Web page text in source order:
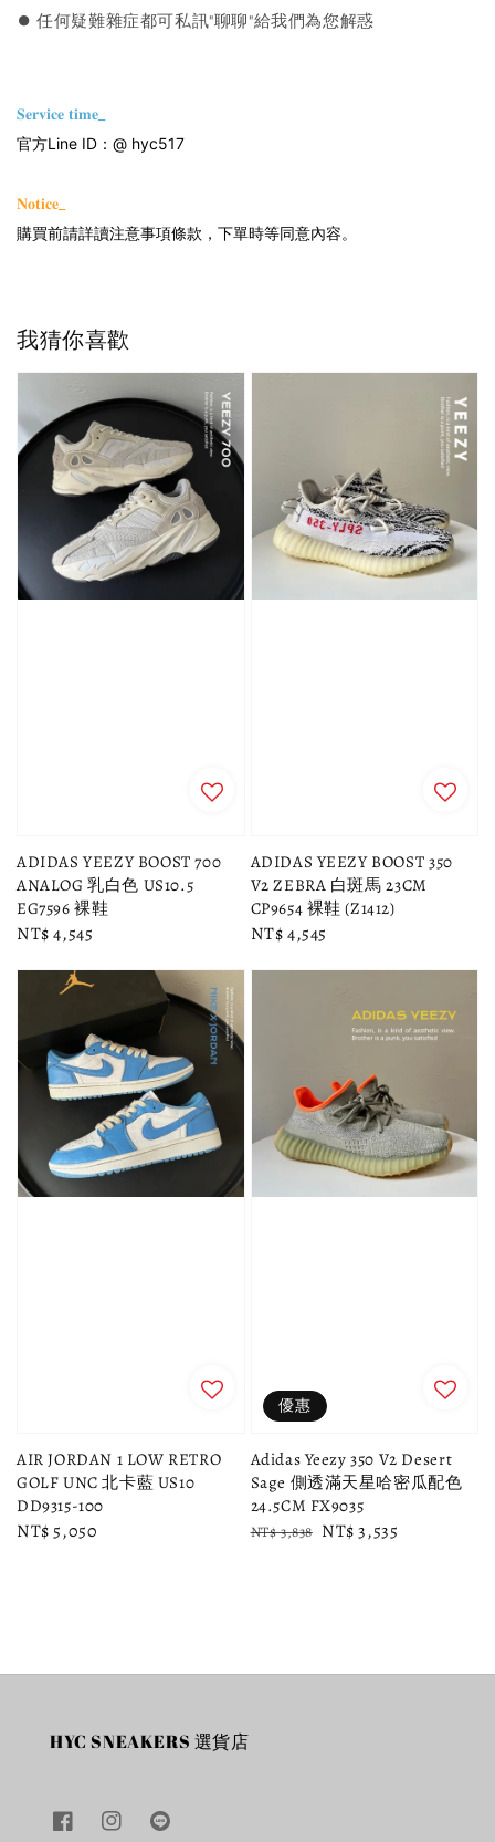
⏺︎ 任何疑難雜症都可私訊"聊聊"給我們為您解惑
𝐒𝐞𝐫𝐯𝐢𝐜𝐞 𝐭𝐢𝐦𝐞_
官方Line ID：@ hyc517
𝐍𝐨𝐭𝐢𝐜𝐞_
購買前請詳讀注意事項條款，下單時等同意內容。
我猜你喜歡
ADIDAS YEEZY BOOST 700
ANALOG 乳白色 US10.5
EG7596 裸鞋
Regular
NT$ 4,545
ADIDAS YEEZY BOOST 350
V2 ZEBRA 白斑馬 23CM
CP9654 裸鞋 (Z1412)
Regular
NT$ 4,545
AIR JORDAN 1 LOW RETRO
GOLF UNC 北卡藍 US10
DD9315-100
Regular
NT$ 5,050
優惠
Adidas Yeezy 350 V2 Desert
Sage 側透滿天星哈密瓜配色
24.5CM FX9035
Regular
NT$ 3,838 Sale
NT$ 3,535
HYC SNEAKERS 選貨店